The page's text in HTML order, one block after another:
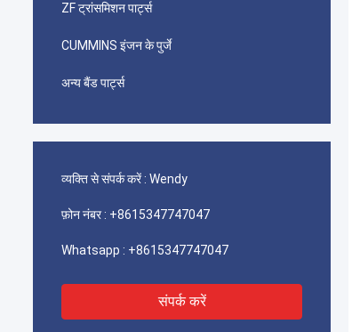
ZF ट्रांसमिशन पार्ट्स
CUMMINS इंजन के पुर्जे
अन्य बैंड पार्ट्स
व्यक्ति से संपर्क करें : Wendy
फ़ोन नंबर : +8615347747047
Whatsapp : +8615347747047
संपर्क करें